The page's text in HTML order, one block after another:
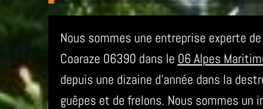
Nous sommes une entreprise experte
Coaraze 06390 dans le 06 Alpes
depuis une dizaine d’année dans la
guêpes et de frelons. Nous sommes un